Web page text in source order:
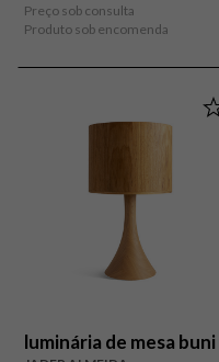
Preço sob consulta
Produto sob encomenda
luminária de mesa buni